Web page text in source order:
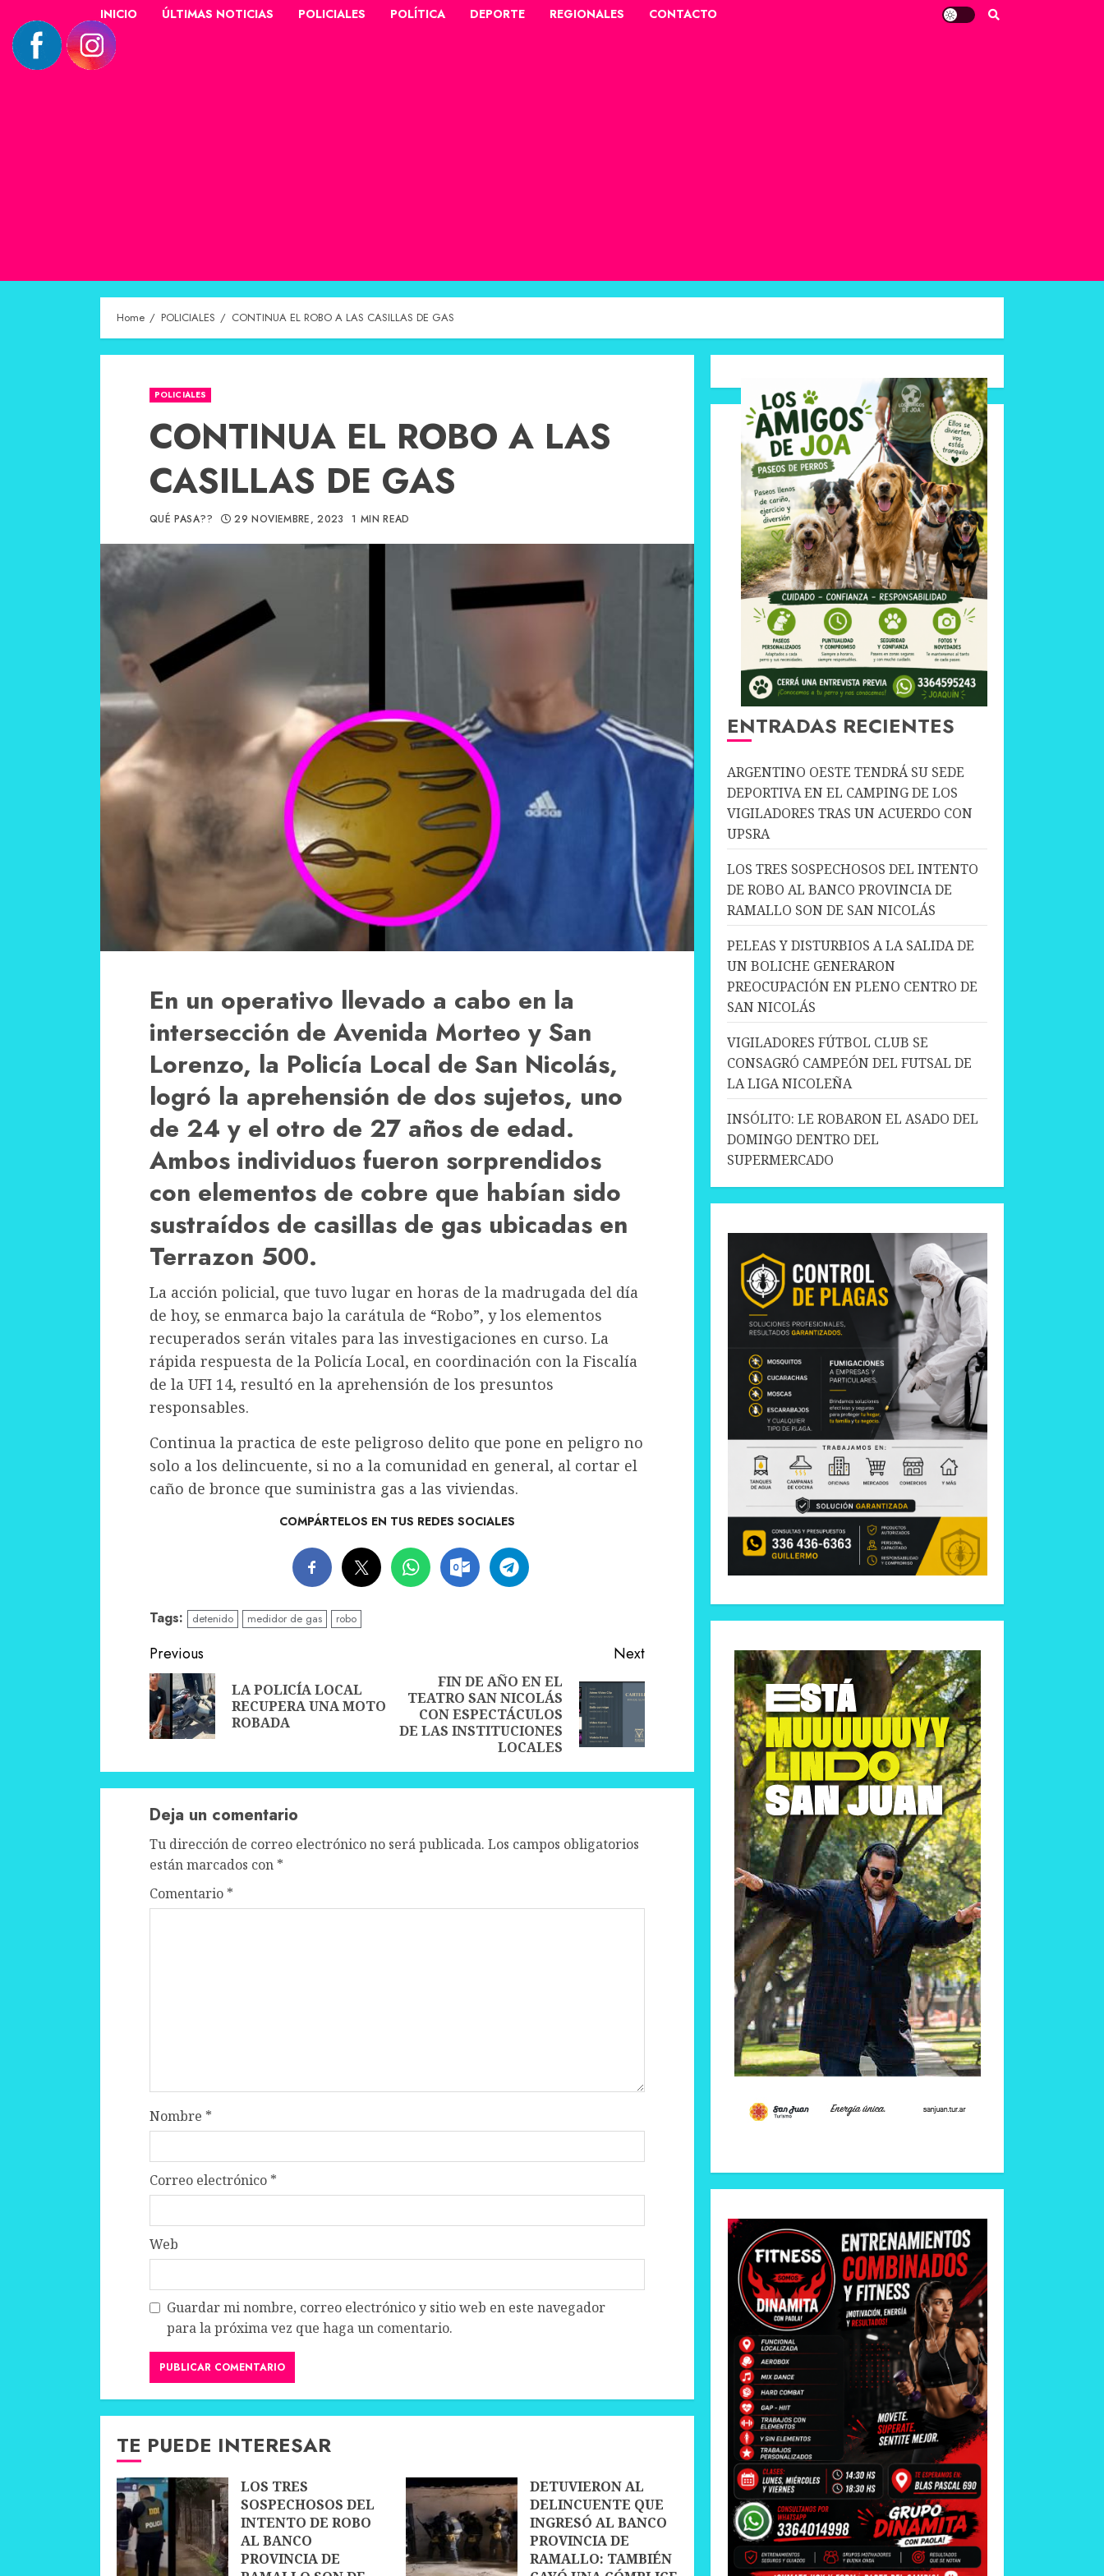
INICIO ÚLTIMAS NOTICIAS POLICIALES POLÍTICA DEPORTE REGIONALES CONTACTO
Home POLICIALES CONTINUA EL ROBO A LAS CASILLAS DE GAS
POLICIALES
CONTINUA EL ROBO A LAS
CASILLAS DE GAS
QUÉ PASA?? 29 NOVIEMBRE, 2023 1 MIN READ
En un operativo llevado a cabo en la
intersección de Avenida Morteo y San
Lorenzo, la Policía Local de San Nicolás,
logró la aprehensión de dos sujetos, uno
de 24 y el otro de 27 años de edad.
Ambos individuos fueron sorprendidos
con elementos de cobre que habían sido
sustraídos de casillas de gas ubicadas en
Terrazon 500.
La acción policial, que tuvo lugar en horas de la madrugada del día
de hoy, se enmarca bajo la carátula de “Robo”, y los elementos
recuperados serán vitales para las investigaciones en curso. La
rápida respuesta de la Policía Local, en coordinación con la Fiscalía
de la UFI 14, resultó en la aprehensión de los presuntos
responsables.
Continua la practica de este peligroso delito que pone en peligro no
solo a los delincuente, si no a la comunidad en general, al cortar el
caño de bronce que suministra gas a las viviendas.
COMPÁRTELOS EN TUS REDES SOCIALES
Tags: detenido medidor de gas robo
Continue
Reading
Previous
Previous
post:
LA POLICÍA LOCAL
RECUPERA UNA MOTO
ROBADA
Next
Next
post:
FIN DE AÑO EN EL
TEATRO SAN NICOLÁS
CON ESPECTÁCULOS
DE LAS INSTITUCIONES
LOCALES
Deja un comentario
Tu dirección de correo electrónico no será publicada. Los campos obligatorios
están marcados con *
Comentario *
Nombre *
Correo electrónico *
Web
Guardar mi nombre, correo electrónico y sitio web en este navegador
para la próxima vez que haga un comentario.
TE PUEDE INTERESAR
LOS TRES
SOSPECHOSOS DEL
INTENTO DE ROBO
AL BANCO
PROVINCIA DE
DETUVIERON AL
DELINCUENTE QUE
INGRESÓ AL BANCO
PROVINCIA DE
RAMALLO: TAMBIÉN
ENTRADAS RECIENTES
ARGENTINO OESTE TENDRÁ SU SEDE
DEPORTIVA EN EL CAMPING DE LOS
VIGILADORES TRAS UN ACUERDO CON
UPSRA
LOS TRES SOSPECHOSOS DEL INTENTO
DE ROBO AL BANCO PROVINCIA DE
RAMALLO SON DE SAN NICOLÁS
PELEAS Y DISTURBIOS A LA SALIDA DE
UN BOLICHE GENERARON
PREOCUPACIÓN EN PLENO CENTRO DE
SAN NICOLÁS
VIGILADORES FÚTBOL CLUB SE
CONSAGRÓ CAMPEÓN DEL FUTSAL DE
LA LIGA NICOLEÑA
INSÓLITO: LE ROBARON EL ASADO DEL
DOMINGO DENTRO DEL
SUPERMERCADO